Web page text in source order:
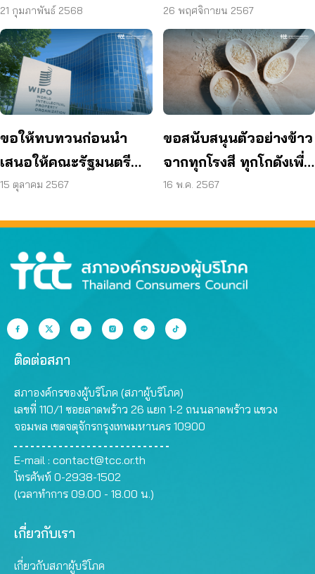
(Copayment) ของ
บริษัทประกันภัย
21 กุมภาพันธ์ 2568
ขอรับรองสิ่งมีชีวิตที่
พัฒนาจากเทคโนโลยี
การปรับแต่งจีโนมเพื่อใช้
ประโยชน์ในภาค
การเกษตร พ.ศ. 2567”
26 พฤศจิกายน 2567
ขอให้ทบทวนก่อนนำ
เสนอให้คณะรัฐมนตรี
พิจารณาให้ความเห็น
กรมทรัพย์สินทางปัญญา
15 ตุลาคม 2567
ขอสนับสนุนตัวอย่างข้าว
จากทุกโรงสี ทุกโกดังเพื่อ
ตรวจสอบคุณภาพ
16 พ.ค. 2567
ติดต่อสภา
สภาองค์กรของผู้บริโภค (สภาผู้บริโภค)
เลขที่ 110/1 ซอยลาดพร้าว 26 แยก 1-2 ถนนลาดพร้าว แขวง
จอมพล เขตจตุจักรกรุงเทพมหานคร 10900
E-mail : contact@tcc.or.th
โทรศัพท์ 0-2938-1502
(เวลาทำการ 09.00 - 18.00 น.)
เกี่ยวกับเรา
เกี่ยวกับสภาผู้บริโภค